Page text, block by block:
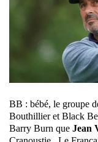
BB : bébé, le groupe
Bouthillier et Black
Barry Burn que Jean